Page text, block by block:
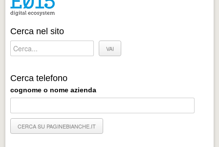
Progetti Aperti
Progetti Realizzati
EVENTI
Eventi Vigevano
Cerca nel sito
Cerca telefono
cognome o nome azienda